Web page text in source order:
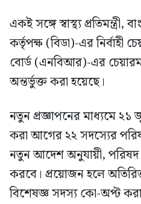
একই সঙ্গে স্বাস্থ্য প্রতিমন্ত্রী,
কর্তৃপক্ষ (বিডা)-এর নির্বাহী
বোর্ড (এনবিআর)-এর
অন্তর্ভুক্ত করা হয়েছে।
নতুন প্রজ্ঞাপনের মাধ্যমে
করা আগের ২২ সদস্যের
নতুন আদেশ অনুযায়ী, পরিষদ
করবে। প্রয়োজন হলে
বিশেষজ্ঞ সদস্য কো-অপ্ট